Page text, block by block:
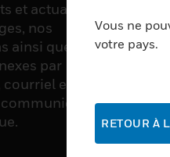
et actualités,
nos
ainsi que divers
par
et autres
Vous ne
votre pays.
RETOUR À